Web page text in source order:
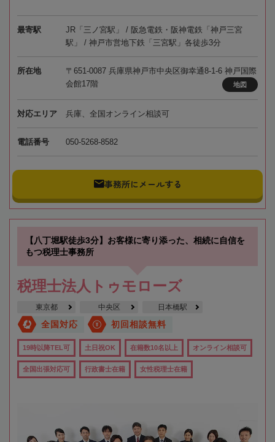
最寄駅
JR「三ノ宮駅」 / 阪急電鉄・阪神電鉄「神戸三宮
駅」 / 神戸市営地下鉄「三宮駅」各徒歩3分
所在地
〒651-0087 兵庫県神戸市中央区御幸通8-1-6 神戸国際
会館17階
地図
対応エリア 兵庫、全国オンライン相談可
電話番号 050-5268-8582
事務所にメールする
【八丁堀駅徒歩3分】お客様に寄り添った、相続に自信を
もつ税理士事務所
税理士法人トゥモローズ
東京都 中央区 日本橋駅
全国対応 初回相談無料
19時以降TEL可 土日祝OK 在籍数10名以上 オンライン相談可
全国出張対応可 行政書士在籍 女性税理士在籍